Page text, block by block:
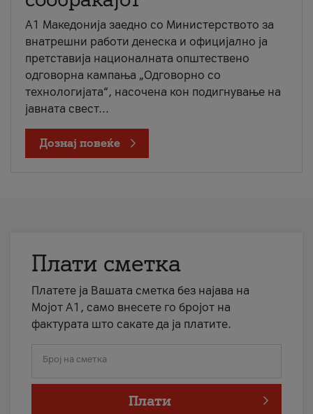
A1 Македонија заедно со Министерството за
внатрешни работи денеска и официјално ја
претставија националната општествено
одговорна кампања „Одговорно со
технологијата“, насочена кон подигнување на
јавната свест...
Дознај повеќе
Плати сметка
Платете ја Вашата сметка без најава на
Мојот А1, само внесете го бројот на
фактурата што сакате да ја платите.
Број на сметка
Плати